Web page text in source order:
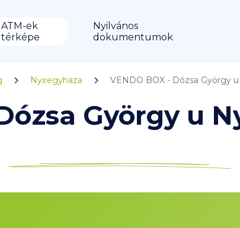
ATM-ek
térképe
Nyilvános
dokumentumok
Nyiregyhaza VENDO BOX - Dózsa György
György u